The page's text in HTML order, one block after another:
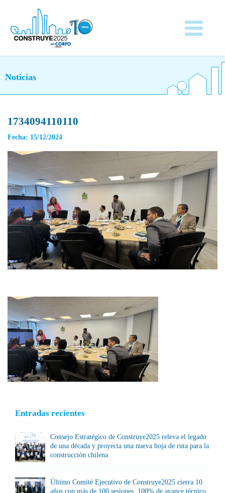
Noticias
1734094110110
Fecha: 15/12/2024
Entradas recientes
Consejo Estratégico de Construye2025 releva el legado
de una década y proyecta una nueva hoja de ruta para la
construcción chilena
Último Comité Ejecutivo de Construye2025 cierra 10
años con más de 100 sesiones, 100% de avance técnico